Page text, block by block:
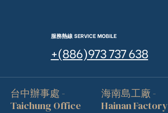
服務熱線 SERVICE MOBILE
+(886)973 737 638
台中辦事處 -
Taichung Office
海南島工廠 -
Hainan Factory